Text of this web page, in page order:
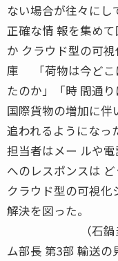
ない場合が往々にし
正確な情 報を集め
か クラウド型の可
庫 「荷物は今どこ
たのか」「時 間通
国際貨物の増加に伴
追われるようになっ
担当者はメー ルや
へのレスポンスは ど
クラウド型の可視化
解決を図った。
（石鍋圭） 若
ム部長 第3部 輸送